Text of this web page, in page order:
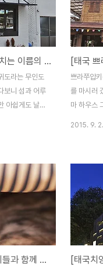
[제주 차귀도]센스 넘치는 이름의 카페 다금바리스타 / cafe DAGUMBARISTAR
도라는 무인도
보니 섬과 어루
아쉽게도 날씨
는 메뉴판이나
저기서 찾아볼
스 구간에 있
가 아닌 테이
기고 카페도 궁
입구는 건물의
층에 홀이 있
쁘라쭈압
를 마시러
마 하우스
끗하게 관
건물이 줄
비록 우리
다마치 부
냥 따뜻 느
겨주실것
1층이 카
2015. 9. 2.
[태국치앙마이]고양이들과 함께 늘어지는 오후를...고양이 카페 캣 모스피어 / Catmosphere Cat Cafe Chiang Mai